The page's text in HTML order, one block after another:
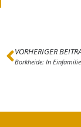
VORHERIGER